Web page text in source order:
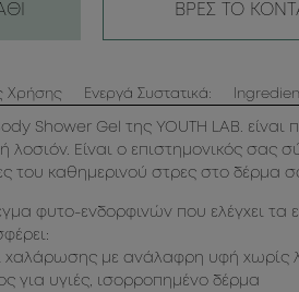
ΒΡΕΣ ΤΟ
Χρήσης Ενεργά Συστατικά:
Shower Gel της YOUTH LAB. είναι
λοσιόν. Είναι ο επιστημονικός σας
του καθημερινού στρες στο δέρμα
φυτο-ενδορφινών που ελέγχει τα
χαλάρωσης με ανάλαφρη υφή χωρίς
για υγιές, ισορροπημένο δέρμα